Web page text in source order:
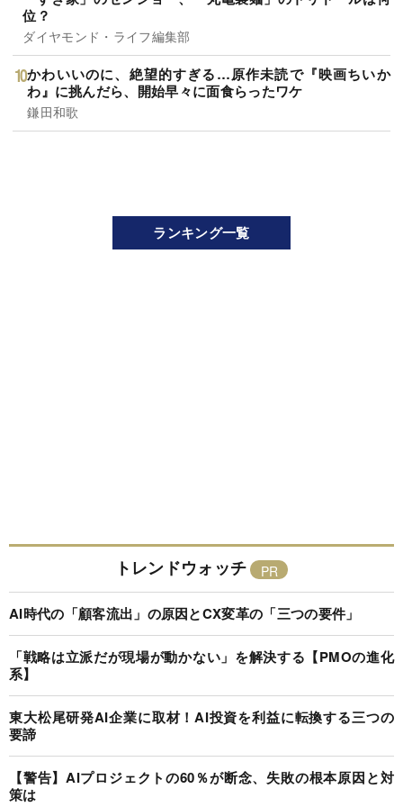
位？
ダイヤモンド・ライフ編集部
かわいいのに、絶望的すぎる…原作未読で『映画ちいか
わ』に挑んだら、開始早々に面食らったワケ
鎌田和歌
ランキング一覧
トレンドウォッチ
AI時代の「顧客流出」の原因とCX変革の「三つの要件」
「戦略は立派だが現場が動かない」を解決する【PMOの進化
系】
東大松尾研発AI企業に取材！AI投資を利益に転換する三つの
要諦
【警告】AIプロジェクトの60％が断念、失敗の根本原因と対
策は